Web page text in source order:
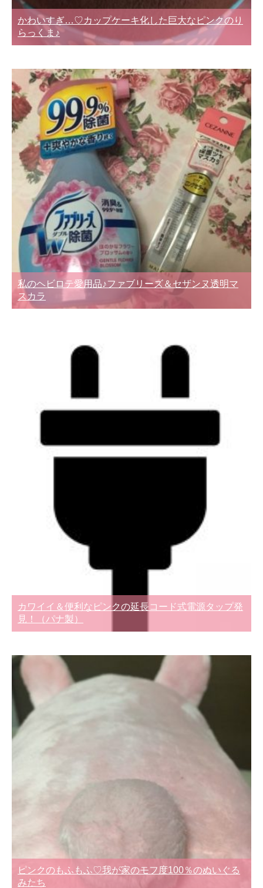
かわいすぎ…♡カップケーキ化した巨大なピンクのり
らっくま♪
私のヘビロテ愛用品♪ファブリーズ＆セザンヌ透明マ
スカラ
カワイイ＆便利なピンクの延長コード式電源タップ発
見！（パナ製）
ピンクのもふもふ♡我が家のモフ度100％のぬいぐる
みたち